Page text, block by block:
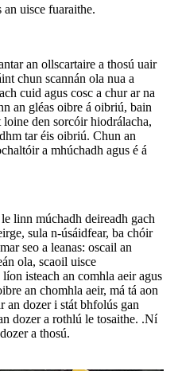
uisce fuaraithe.
an ollscartaire a thosú uair
chun scannán ola nua a
cuid agus cosc ​​a chur ar na
an gléas oibre á oibriú, bain
loine den sorcóir hiodrálacha,
tar éis oibriú. Chun an
a mhúchadh agus é á
linn múchadh deireadh gach
sula n-úsáidfear, ba chóir
seo a leanas: oscail an
ola, scaoil uisce
isteach an comhla aeir agus
an chomhla aeir, má tá aon
an dozer i stát bhfolús gan
dozer a rothlú le tosaithe. .Ní
a thosú.